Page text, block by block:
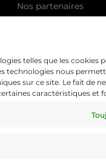
telles que les cookies
technologies nous
sur ce site. Le fait de
caractéristiques et
Nos partenaires
Accord du
Toutes les
vous pouvez